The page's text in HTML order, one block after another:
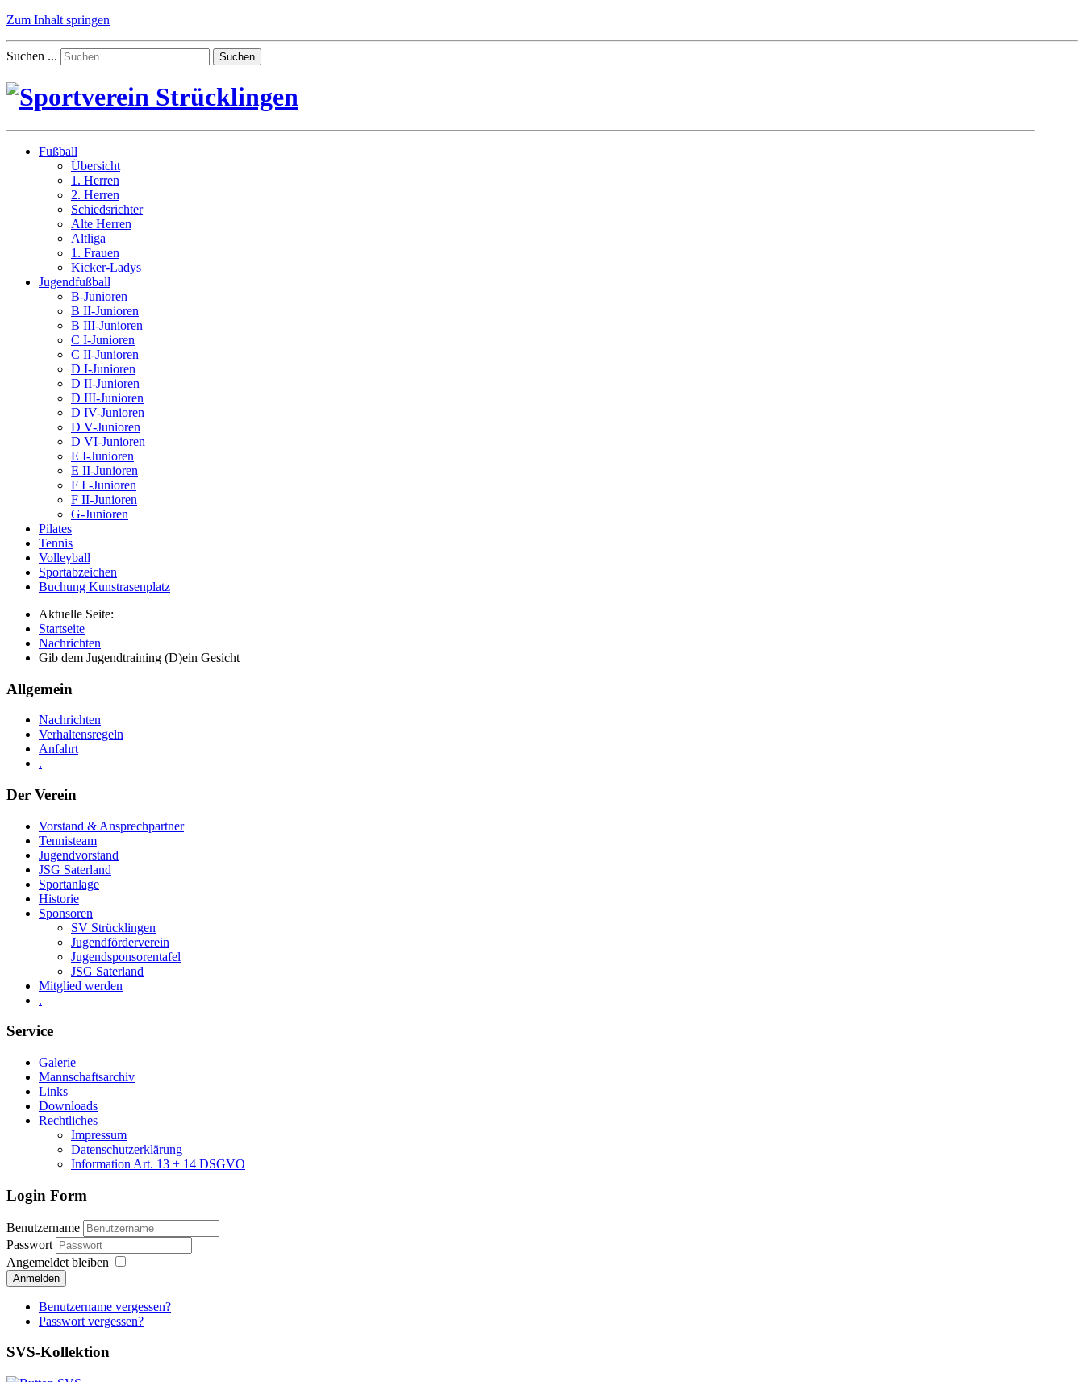
Zum Inhalt springen
Suchen ... Suchen
Fußball
Übersicht
1. Herren
2. Herren
Schiedsrichter
Alte Herren
Altliga
1. Frauen
Kicker-Ladys
Jugendfußball
B-Junioren
B II-Junioren
B III-Junioren
C I-Junioren
C II-Junioren
D I-Junioren
D II-Junioren
D III-Junioren
D IV-Junioren
D V-Junioren
D VI-Junioren
E I-Junioren
E II-Junioren
F I -Junioren
F II-Junioren
G-Junioren
Pilates
Tennis
Volleyball
Sportabzeichen
Buchung Kunstrasenplatz
Aktuelle Seite:
Startseite
Nachrichten
Gib dem Jugendtraining (D)ein Gesicht
Allgemein
Nachrichten
Verhaltensregeln
Anfahrt
.
Der Verein
Vorstand & Ansprechpartner
Tennisteam
Jugendvorstand
JSG Saterland
Sportanlage
Historie
Sponsoren
SV Strücklingen
Jugendförderverein
Jugendsponsorentafel
JSG Saterland
Mitglied werden
.
Service
Galerie
Mannschaftsarchiv
Links
Downloads
Rechtliches
Impressum
Datenschutzerklärung
Information Art. 13 + 14 DSGVO
Login Form
Benutzername
Passwort
Angemeldet bleiben
Anmelden
Benutzername vergessen?
Passwort vergessen?
SVS-Kollektion